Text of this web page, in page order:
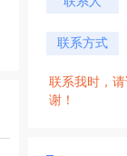
联系方式
联系我时，
谢！